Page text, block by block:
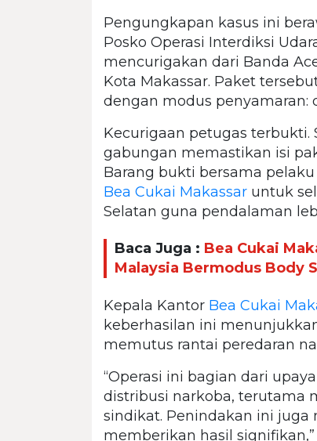
Pengungkapan kasus ini
Posko Operasi Interdiksi
mencurigakan dari Banda
Kota Makassar. Paket
dengan modus penyamaran:
Kecurigaan petugas
gabungan memastikan isi
Barang bukti bersama
Bea Cukai Makassar untuk
Selatan guna pendalaman
Baca Juga : Bea Cukai
Malaysia Bermodus Body
Kepala Kantor Bea Cukai
keberhasilan ini
memutus rantai peredaran
“Operasi ini bagian dari
distribusi narkoba, terutama
sindikat. Penindakan ini
memberikan hasil signifikan,”